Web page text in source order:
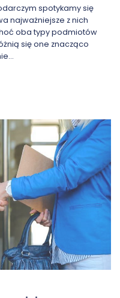
spotykamy się
najważniejsze z nich
oba typy podmiotów
się one znacząco